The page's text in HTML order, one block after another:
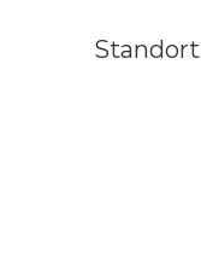
Standort